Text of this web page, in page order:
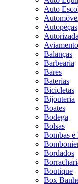
Auto
Autopeças
Autorizada
Balanças
Barbearia
Bares
Baterias
Bicicletas
Bijouteria
Boates
Bodega
Bolsas
Bombas e
Bordados
Boutique
Box